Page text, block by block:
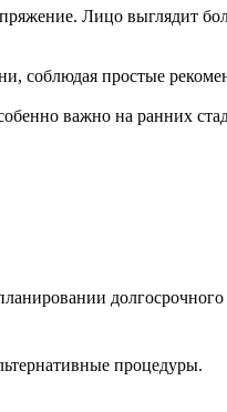
Лицо выглядит
соблюдая простые
важно на ранних
процедуры.